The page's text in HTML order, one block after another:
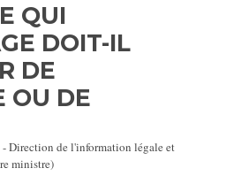
QUI
DOIT-IL
DE
OU DE
Direction de l'information légale et
ministre)